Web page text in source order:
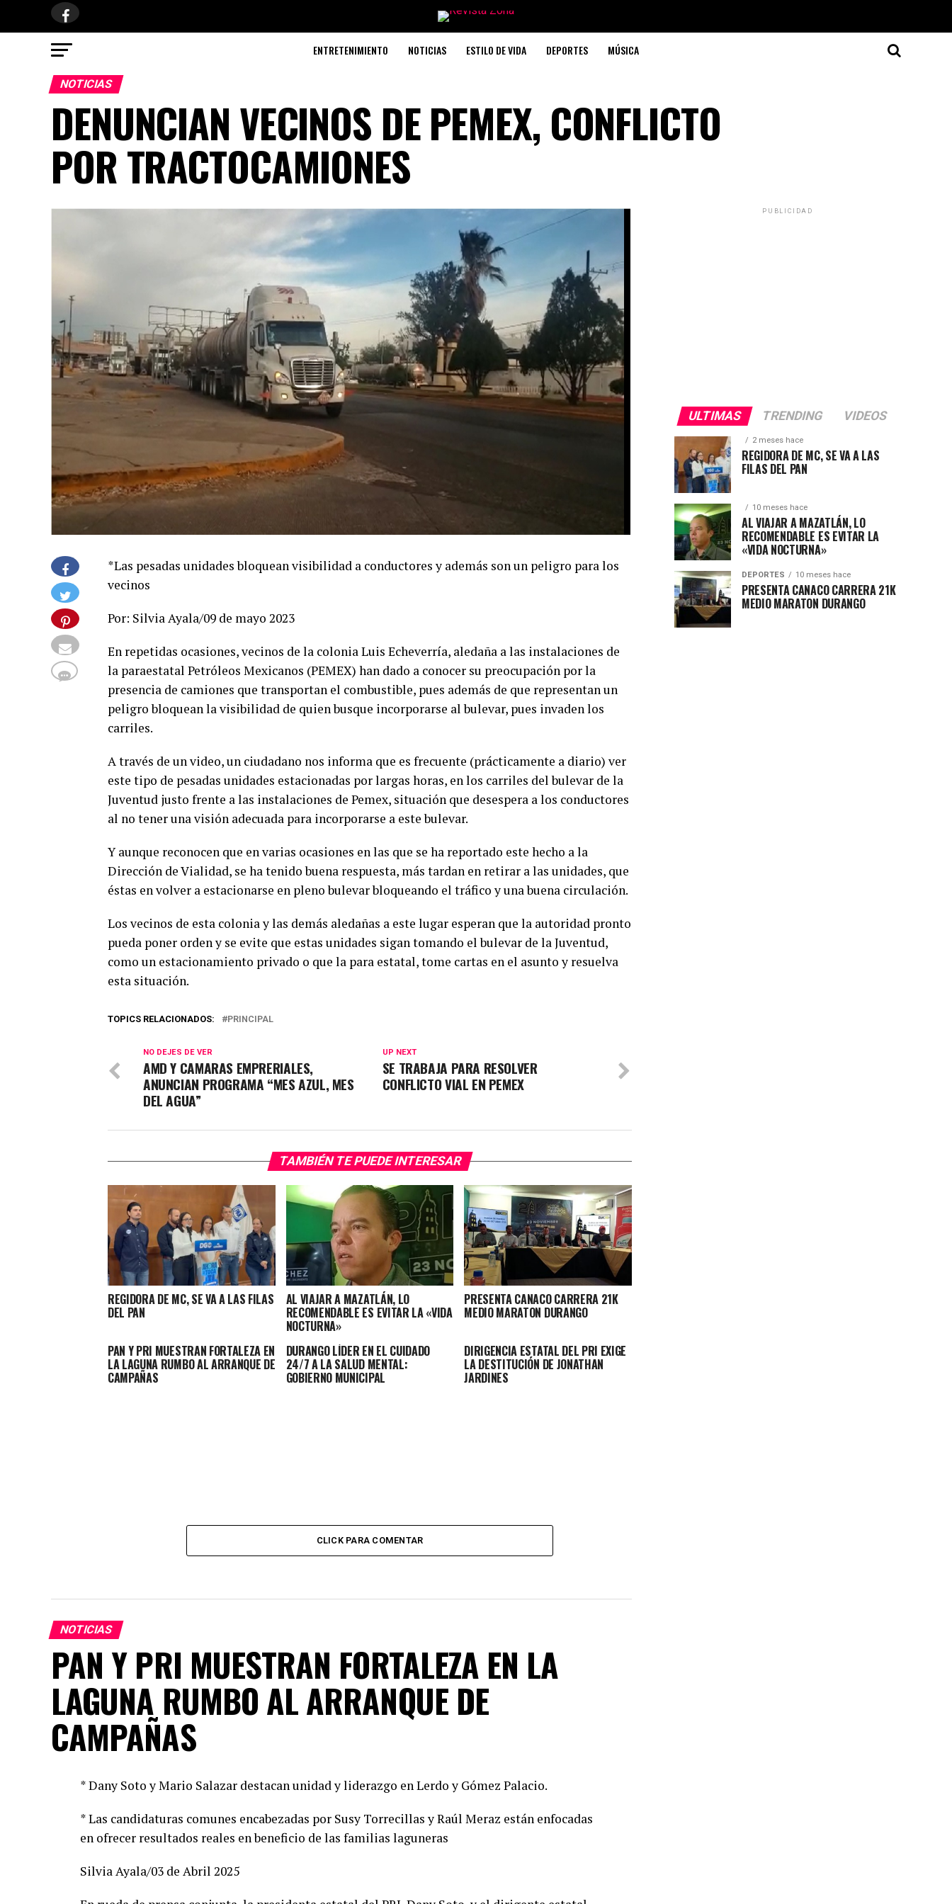
ENTRETENIMIENTO NOTICIAS ESTILO DE VIDA DEPORTES MÚSICA
NOTICIAS
DENUNCIAN VECINOS DE PEMEX, CONFLICTO
POR TRACTOCAMIONES
*Las pesadas unidades bloquean visibilidad a conductores y además son un peligro para los
vecinos
Por: Silvia Ayala/09 de mayo 2023
En repetidas ocasiones, vecinos de la colonia Luis Echeverría, aledaña a las instalaciones de
la paraestatal Petróleos Mexicanos (PEMEX) han dado a conocer su preocupación por la
presencia de camiones que transportan el combustible, pues además de que representan un
peligro bloquean la visibilidad de quien busque incorporarse al bulevar, pues invaden los
carriles.
A través de un video, un ciudadano nos informa que es frecuente (prácticamente a diario) ver
este tipo de pesadas unidades estacionadas por largas horas, en los carriles del bulevar de la
Juventud justo frente a las instalaciones de Pemex, situación que desespera a los conductores
al no tener una visión adecuada para incorporarse a este bulevar.
Y aunque reconocen que en varias ocasiones en las que se ha reportado este hecho a la
Dirección de Vialidad, se ha tenido buena respuesta, más tardan en retirar a las unidades, que
éstas en volver a estacionarse en pleno bulevar bloqueando el tráfico y una buena circulación.
Los vecinos de esta colonia y las demás aledañas a este lugar esperan que la autoridad pronto
pueda poner orden y se evite que estas unidades sigan tomando el bulevar de la Juventud,
como un estacionamiento privado o que la para estatal, tome cartas en el asunto y resuelva
esta situación.
TOPICS RELACIONADOS: PRINCIPAL
UP NEXT
SE TRABAJA PARA RESOLVER
CONFLICTO VIAL EN PEMEX
NO DEJES DE VER
AMD Y CAMARAS EMPRERIALES,
ANUNCIAN PROGRAMA “MES AZUL, MES
DEL AGUA”
TAMBIÉN TE PUEDE INTERESAR
REGIDORA DE MC, SE VA A LAS FILAS
DEL PAN
AL VIAJAR A MAZATLÁN, LO
RECOMENDABLE ES EVITAR LA «VIDA
NOCTURNA»
PRESENTA CANACO CARRERA 21K
MEDIO MARATON DURANGO
PAN Y PRI MUESTRAN FORTALEZA EN
LA LAGUNA RUMBO AL ARRANQUE DE
CAMPAÑAS
DURANGO LÍDER EN EL CUIDADO
24/7 A LA SALUD MENTAL:
GOBIERNO MUNICIPAL
DIRIGENCIA ESTATAL DEL PRI EXIGE
LA DESTITUCIÓN DE JONATHAN
JARDINES
CLICK PARA COMENTAR
NOTICIAS
PAN Y PRI MUESTRAN FORTALEZA EN LA
LAGUNA RUMBO AL ARRANQUE DE
CAMPAÑAS
* Dany Soto y Mario Salazar destacan unidad y liderazgo en Lerdo y Gómez Palacio.
* Las candidaturas comunes encabezadas por Susy Torrecillas y Raúl Meraz están enfocadas
en ofrecer resultados reales en beneficio de las familias laguneras
Silvia Ayala/03 de Abril 2025
PUBLICIDAD
ULTIMAS TRENDING VIDEOS
2 meses hace
REGIDORA DE MC, SE VA A LAS
FILAS DEL PAN
10 meses hace
AL VIAJAR A MAZATLÁN, LO
RECOMENDABLE ES EVITAR LA
«VIDA NOCTURNA»
DEPORTES 10 meses hace
PRESENTA CANACO CARRERA 21K
MEDIO MARATON DURANGO